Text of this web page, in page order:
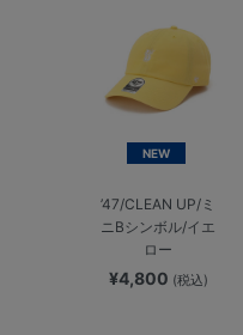
NEW
’47/CLEAN UP/ミ
ニBシンボル/イエ
ロー
¥4,800 (税込)